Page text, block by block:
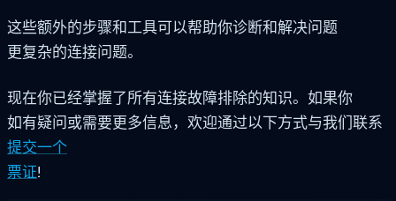
这些额外的步骤和工具可以帮助你诊断和解决问题
更复杂的连接问题。
现在你已经掌握了所有连接故障排除的知识。如果你
如有疑问或需要更多信息，欢迎通过以下方式与我们联系
提交一个
票证!